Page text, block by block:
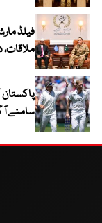
فیلڈ
ملاقات،
سامنے آ